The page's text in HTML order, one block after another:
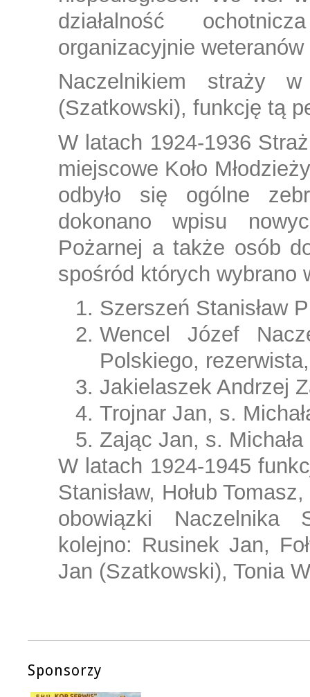
działalność
organizacyjnie
Naczelnikiem straży
(Szatkowski), funkcję tą
W latach 1924-1936
miejscowe Koło
odbyło się ogólne
dokonano wpisu
Pożarnej a także osób
spośród których wybrano
Szerszeń Stanisław
Wencel Józef
Polskiego, rezerwista,
Jakielaszek Andrzej
Trojnar Jan, s.
Zając Jan, s.
W latach 1924-1945
Stanisław, Hołub
obowiązki Naczelnika
kolejno: Rusinek Jan,
Jan (Szatkowski), Tonia
Sponsorzy